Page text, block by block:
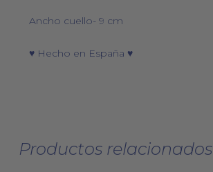
Ancho cuello- 9 cm
♥ Hecho en España ♥
Productos relacionados